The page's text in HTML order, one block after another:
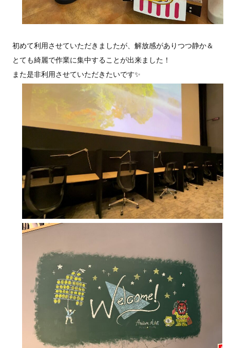
初めて利用させていただきましたが、解放感がありつつ静か＆
とても綺麗で作業に集中することが出来ました！
また是非利用させていただきたいです✨